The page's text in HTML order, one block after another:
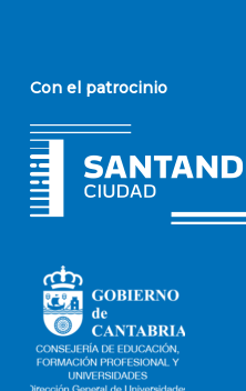
Con el patrocinio